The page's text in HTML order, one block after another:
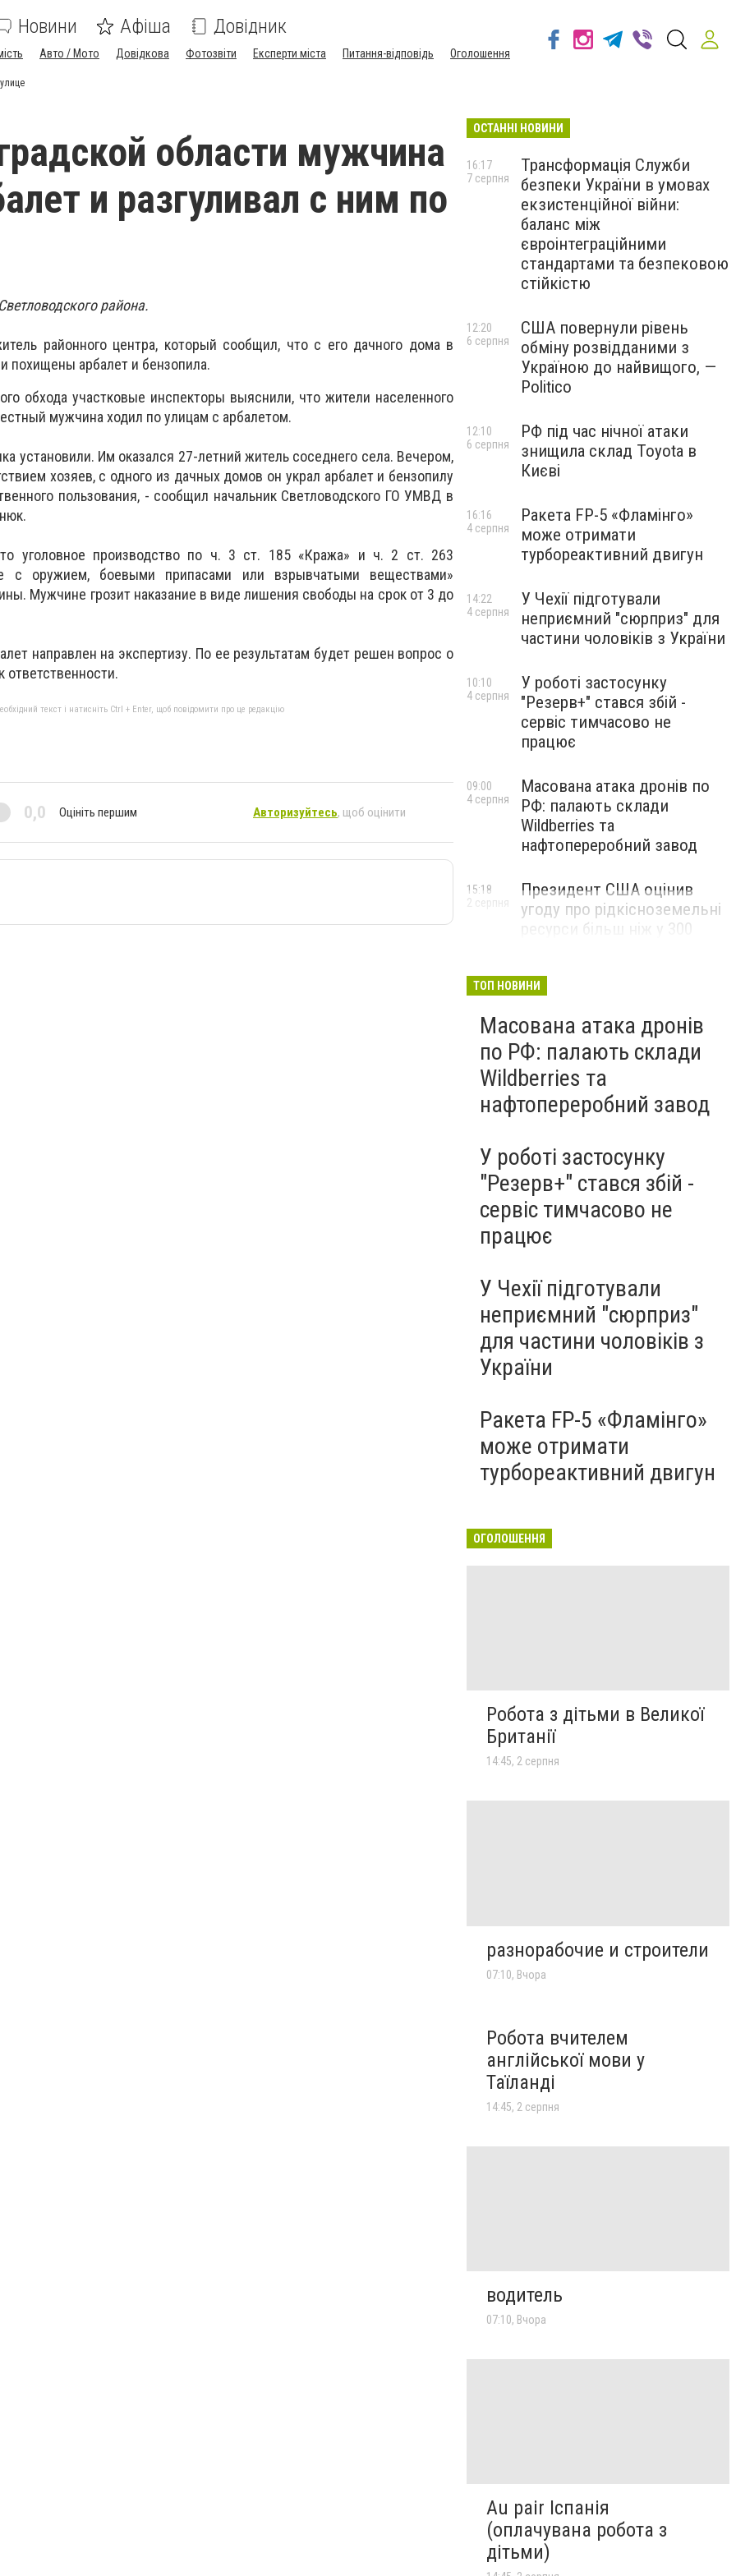
Новини Афіша Довідник
Авто / Мото Довідкова Фотозвіти Експерти міста Питання-відповідь Оголошення
области мужчина
и разгуливал с ним по
района.
районного центра, который сообщил, что с его дачного дома в
похищены арбалет и бензопила.
обхода участковые инспекторы выяснили, что жители населенного
мужчина ходил по улицам с арбалетом.
установили. Им оказался 27-летний житель соседнего села. Вечером,
хозяев, с одного из дачных домов он украл арбалет и бензопилу
пользования, - сообщил начальник Светловодского ГО УМВД в
уголовное производство по ч. 3 ст. 185 «Кража» и ч. 2 ст. 263
с оружием, боевыми припасами или взрывчатыми веществами»
Мужчине грозит наказание в виде лишения свободы на срок от 3 до
направлен на экспертизу. По ее результатам будет решен вопрос о
ответственности.
текст і натисніть Ctrl + Enter, щоб повідомити про це редакцію
0,0 Оцініть першим Авторизуйтесь, щоб оцінити
ОСТАННІ НОВИНИ
Трансформація Служби
безпеки України в умовах
екзистенційної війни:
баланс між
євроінтеграційними
стандартами та безпековою
стійкістю
16:17
7 серпня
США повернули рівень
обміну розвідданими з
Україною до найвищого, —
Politico
12:20
6 серпня
РФ під час нічної атаки
знищила склад Toyota в
Києві
12:10
6 серпня
Ракета FP-5 «Фламінго»
може отримати
турбореактивний двигун
16:16
4 серпня
У Чехії підготували
неприємний "сюрприз" для
частини чоловіків з України
14:22
4 серпня
У роботі застосунку
"Резерв+" стався збій -
сервіс тимчасово не
працює
10:10
4 серпня
Масована атака дронів по
РФ: палають склади
Wildberries та
нафтопереробний завод
09:00
4 серпня
Президент США оцінив
угоду про рідкісноземельні
ресурси більш ніж у 300
окупить свої витрати
15:18
2 серпня
ТОП НОВИНИ
Масована атака дронів
по РФ: палають склади
Wildberries та
нафтопереробний завод
У роботі застосунку
"Резерв+" стався збій -
сервіс тимчасово не
працює
У Чехії підготували
неприємний "сюрприз"
для частини чоловіків з
України
Ракета FP-5 «Фламінго»
може отримати
турбореактивний двигун
ОГОЛОШЕННЯ
Робота з дітьми в Великої
Британії
14:45, 2 серпня
разнорабочие и строители
07:10, Вчора
Робота вчителем
англійської мови у
Таїланді
14:45, 2 серпня
водитель
07:10, Вчора
Au pair Іспанія
(оплачувана робота з
дітьми)